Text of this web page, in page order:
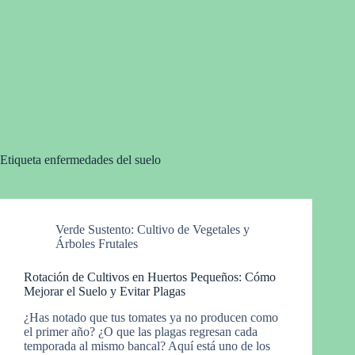
Etiqueta enfermedades del suelo
Verde Sustento: Cultivo de Vegetales y
Árboles Frutales
Rotación de Cultivos en Huertos Pequeños: Cómo
Mejorar el Suelo y Evitar Plagas
¿Has notado que tus tomates ya no producen como
el primer año? ¿O que las plagas regresan cada
temporada al mismo bancal? Aquí está uno de los